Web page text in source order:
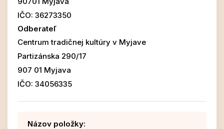
IČO: 36273350
Odberateľ
Centrum tradičnej kultúry v Myjave
Partizánska 290/17
907 01 Myjava
IČO: 34056335
Názov položky: